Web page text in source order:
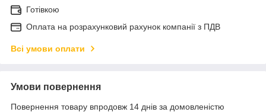
Готівкою
Оплата на розрахунковий рахунок компанії з ПДВ
Всі умови оплати
Умови повернення
Повернення товару впродовж 14 днів за домовленістю